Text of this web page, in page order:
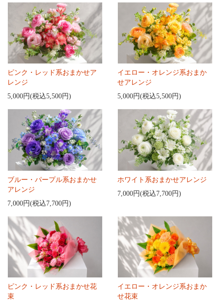
ピンク・レッド系おまかせア
レンジ
5,000円(税込5,500円)
イエロー・オレンジ系おまか
せアレンジ
5,000円(税込5,500円)
ブルー・パープル系おまかせ
アレンジ
7,000円(税込7,700円)
ホワイト系おまかせアレンジ
7,000円(税込7,700円)
ピンク・レッド系おまかせ花
束
イエロー・オレンジ系おまか
せ花束